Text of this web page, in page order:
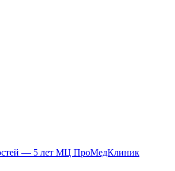
— 5 лет МЦ ПроМедКлиник